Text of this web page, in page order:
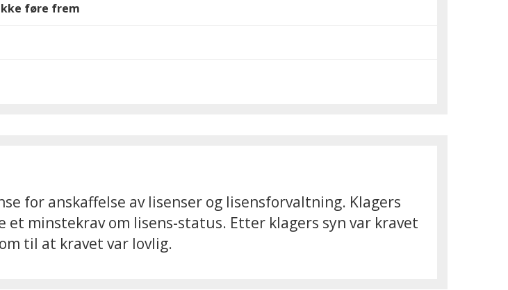
føre frem
for anskaffelse av lisenser og lisensforvaltning. Klagers
minstekrav om lisens-status. Etter klagers syn var kravet
til at kravet var lovlig.